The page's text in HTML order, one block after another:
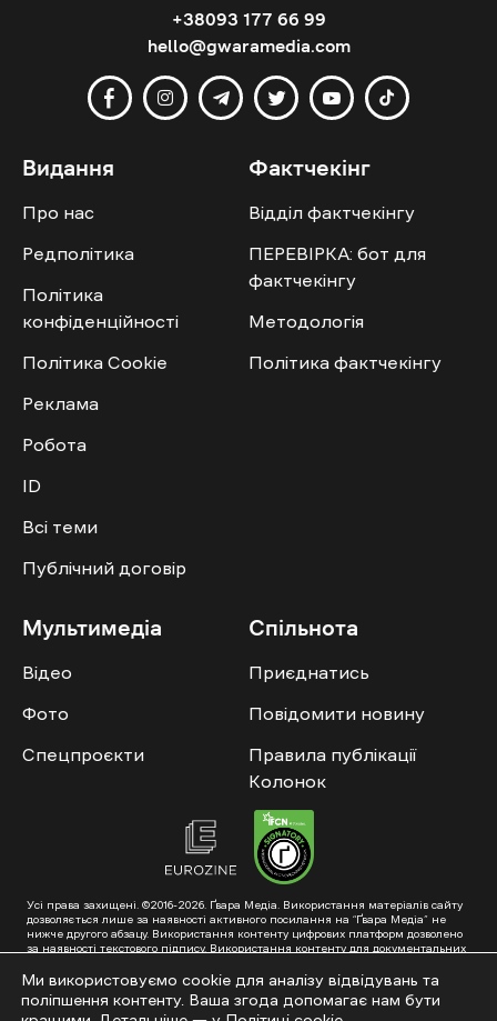
+38093 177 66 99
hello@gwaramedia.com
Видання
Про нас
Редполітика
Політика
конфіденційності
Політика Cookie
Реклама
Робота
ID
Всі теми
Публічний договір
Фактчекінг
Відділ фактчекінгу
ПЕРЕВІРКА: бот для
фактчекінгу
Методологія
Політика фактчекінгу
Мультимедіа
Відео
Фото
Спецпроєкти
Спільнота
Приєднатись
Повідомити новину
Правила публікації
Колонок
Усі права захищені. ©2016-2026. Ґвара Медіа. Використання матеріалів сайту
дозволяється лише за наявності активного посилання на “Ґвара Медіа” не
нижче другого абзацу. Використання контенту цифрових платформ дозволено
за наявності текстового підпису. Використання контенту для документальних
схвалення від редакції.
Суб’єкт у сфері онлайн-медіа; ідентифікатор медіа – R40-01353. Поштова
адреса: ГО «Ґвара Медіа», 61057, Харків, вул. Гоголя, 14, абонентська скринька
Ми використовуємо cookie для аналізу відвідувань та
поліпшення контенту. Ваша згода допомагає нам бути